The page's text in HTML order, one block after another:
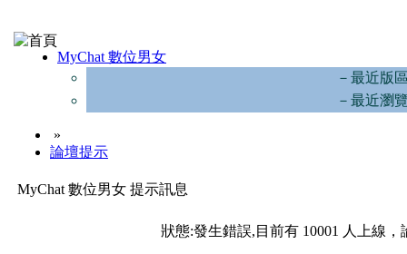
MyChat 數位男女
－最近版
－最近瀏
»
論壇提示
MyChat 數位男女 提示訊息
狀態:發生錯誤,目前有 10001 人上線